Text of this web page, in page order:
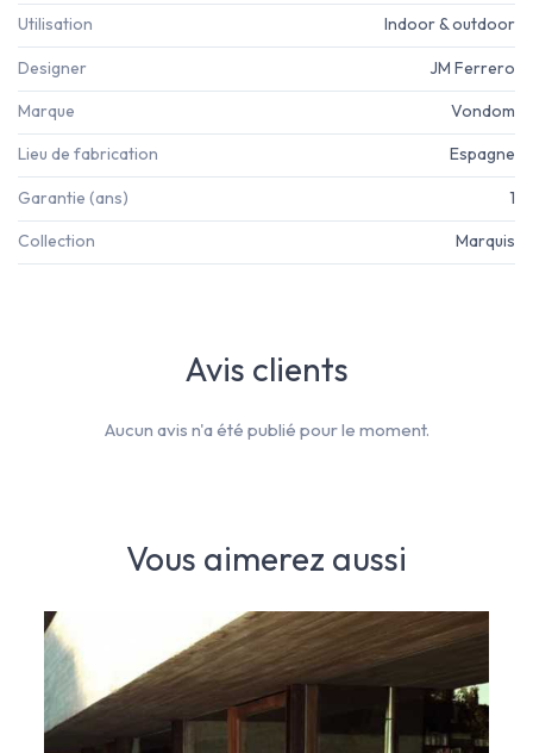
Utilisation Indoor & outdoor
Designer JM Ferrero
Marque Vondom
Lieu de fabrication Espagne
Garantie (ans) 1
Collection Marquis
Vous aimerez aussi
Avis clients
Aucun avis n'a été publié pour le moment.